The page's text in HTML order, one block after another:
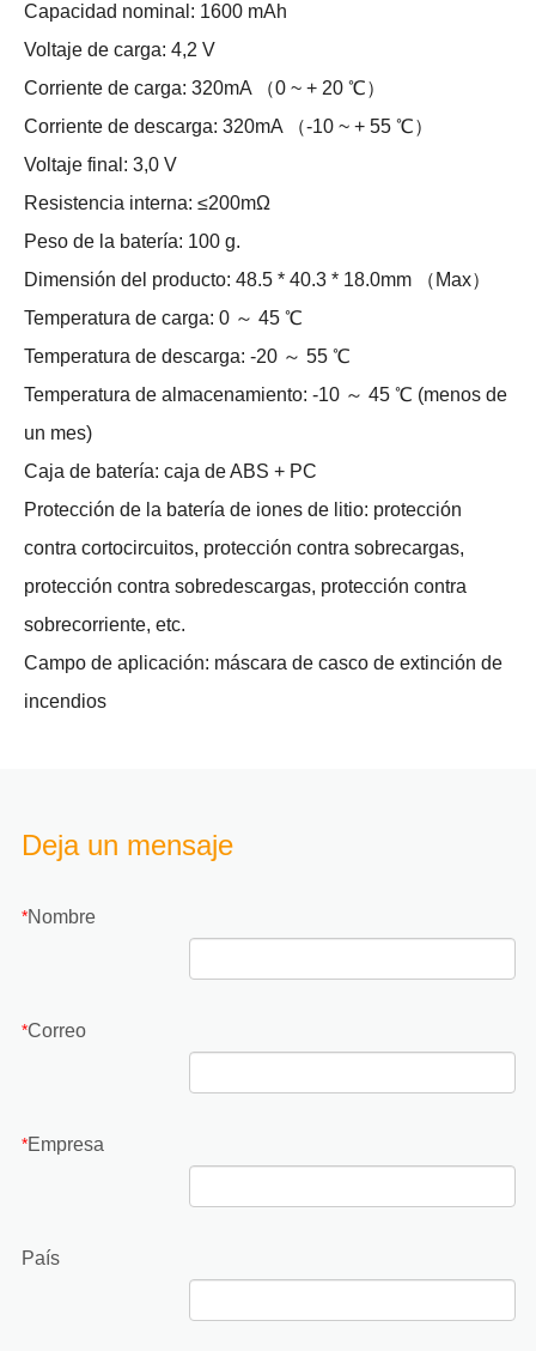
Capacidad nominal: 1600 mAh
Voltaje de carga: 4,2 V
Corriente de carga: 320mA （0 ~ + 20 ℃）
Corriente de descarga: 320mA （-10 ~ + 55 ℃）
Voltaje final: 3,0 V
Resistencia interna: ≤200mΩ
Peso de la batería: 100 g.
Dimensión del producto: 48.5 * 40.3 * 18.0mm （Max）
Temperatura de carga: 0 ～ 45 ℃
Temperatura de descarga: -20 ～ 55 ℃
Temperatura de almacenamiento: -10 ～ 45 ℃ (menos de
un mes)
Caja de batería: caja de ABS + PC
Protección de la batería de iones de litio: protección
contra cortocircuitos, protección contra sobrecargas,
protección contra sobredescargas, protección contra
sobrecorriente, etc.
Campo de aplicación: máscara de casco de extinción de
incendios
Deja un mensaje
*Nombre
*Correo
*Empresa
País